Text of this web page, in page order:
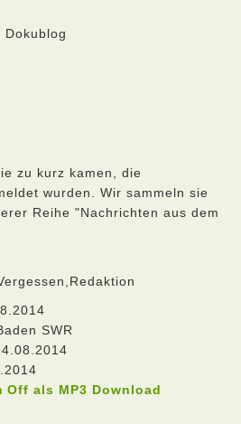
Dokublog
zu kurz kamen, die
wurden. Wir sammeln sie
Reihe "Nachrichten aus dem
SWR
Off als MP3 Download